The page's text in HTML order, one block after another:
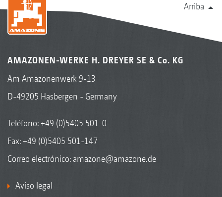
Arriba
AMAZONEN-WERKE H. DREYER SE & Co. KG
Am Amazonenwerk 9-13
D-49205 Hasbergen - Germany
Teléfono:+49 (0)5405 501-0
Fax: +49 (0)5405 501-147
Correo electrónico: amazone@amazone.de
Aviso legal